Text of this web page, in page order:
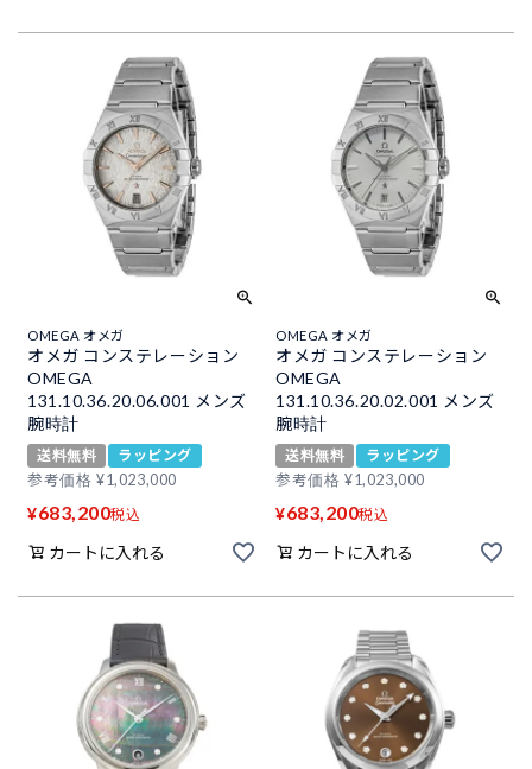
OMEGA オメガ
オメガ コンステレーション
OMEGA
131.10.36.20.06.001 メンズ
腕時計
送料無料
ラッピング
参考価格 ¥1,023,000
¥683,200税込
カートに入れる
OMEGA オメガ
オメガ コンステレーション
OMEGA
131.10.36.20.02.001 メンズ
腕時計
送料無料
ラッピング
参考価格 ¥1,023,000
¥683,200税込
カートに入れる